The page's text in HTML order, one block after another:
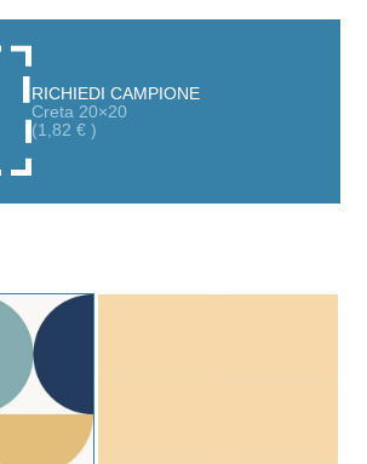
questa piastrella dona freschezza e
ambiente.
e pavimenti, la sua finitura brillante e la
la luce naturale, creando un’atmosfera
Realizzata con materiali di alta qualità, la
grande durata e resistenza, perfetta per
RICHIEDI CAMPIONE
Creta 20×20
(1,82 € )